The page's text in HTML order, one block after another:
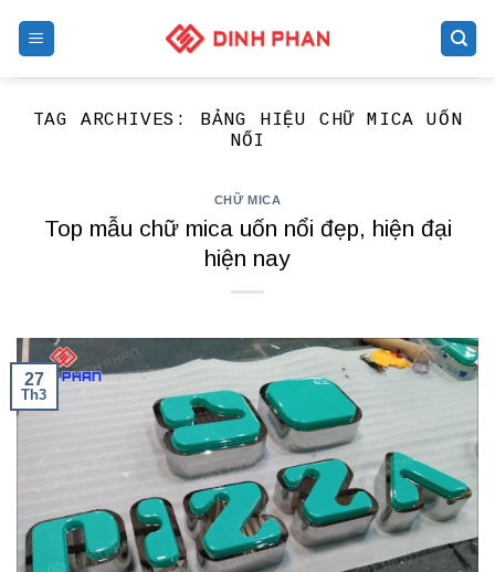
TAG ARCHIVES: BẢNG HIỆU CHỮ MICA UỐN
NỔI
CHỮ MICA
Top mẫu chữ mica uốn nổi đẹp, hiện đại
hiện nay
27
Th3